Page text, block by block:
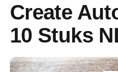
Create
10 Stuks